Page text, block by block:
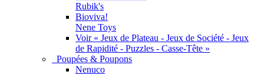
Rubik's
Bioviva!
Nene Toys
Voir « Jeux de Plateau - Jeux de Société - Jeux
de Rapidité - Puzzles - Casse-Tête »
Poupées & Poupons
Nenuco